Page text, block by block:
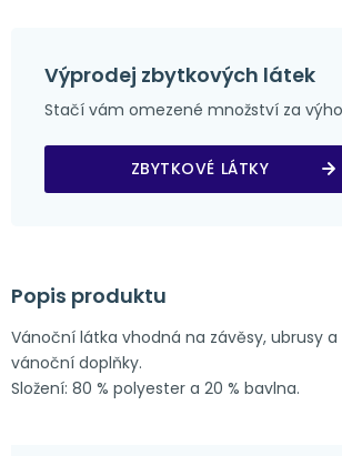
Výprodej zbytkových látek
Stačí vám omezené množství za
ZBYTKOVÉ LÁTKY
Popis produktu
Vánoční látka vhodná na závěsy, ubrusy a
vánoční doplňky.
Složení: 80 % polyester a 20 % bavlna.